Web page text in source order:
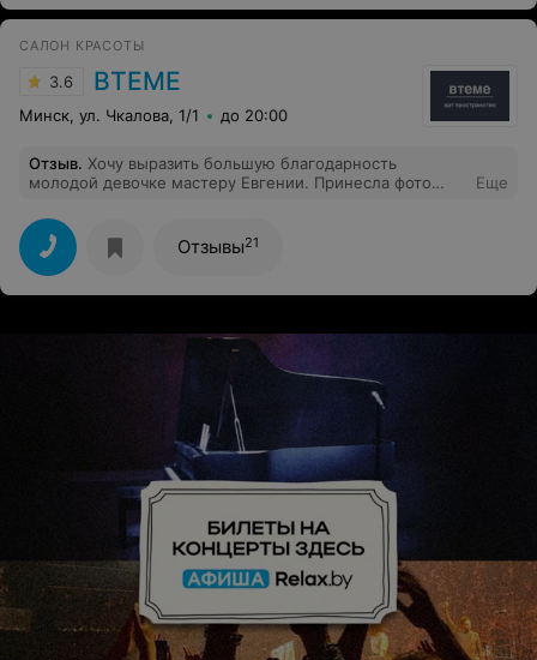
САЛОН КРАСОТЫ
3.6 ВТЕМЕ
Минск, ул. Чкалова, 1/1 до 20:00
Отзыв. Хочу выразить большую благодарность
молодой девочке мастеру Евгении. Принесла фото
Большое спасибо!
Еще
Отзывы21